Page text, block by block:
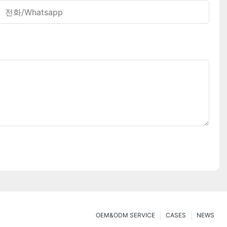
전화/whatsapp
NEWS
CASES
OEM&ODM SERVICE